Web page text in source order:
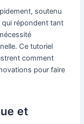
soutenu
qui répondent tant
Ce tutoriel
comment
pour faire
et